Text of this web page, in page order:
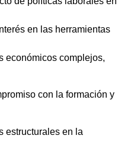
en las herramientas
económicos complejos,
con la formación y
estructurales en la